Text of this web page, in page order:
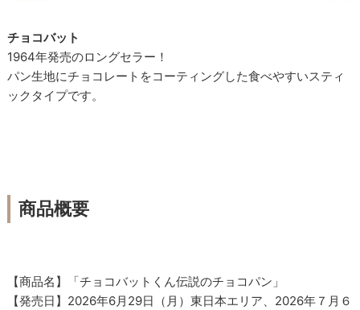
チョコバット
1964年発売のロングセラー！
パン生地にチョコレートをコーティングした食べやすいスティ
ックタイプです。
商品概要
【商品名】「チョコバットくん伝説のチョコパン」
【発売日】2026年6月29日（月）東日本エリア、2026年７月６